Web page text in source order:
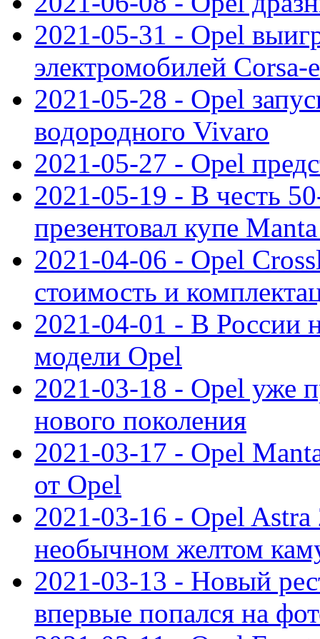
2021-05-31 - Opel
электромобилей Corsa-e
2021-05-28 - Opel
водородного Vivaro
2021-05-27 - Opel
2021-05-19 - В честь
презентовал купе
2021-04-06 - Opel
стоимость и
2021-04-01 - В России
модели Opel
2021-03-18 - Opel уже
нового поколения
2021-03-17 - Opel
от Opel
2021-03-16 - Opel Astra
необычном желтом
2021-03-13 - Новый
впервые попался на